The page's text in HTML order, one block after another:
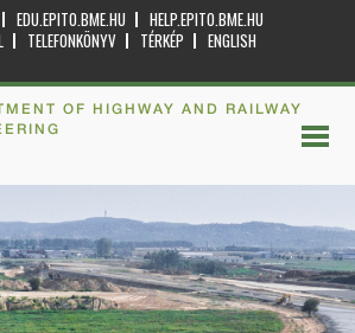
EDU.EPITO.BME.HU
HELP.EPITO.BME.HU
TELEFONKÖNYV TÉRKÉP
ENGLISH
OF HIGHWAY AND RAILWAY